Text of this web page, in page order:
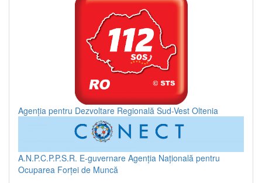
Agenția pentru Dezvoltare Regională Sud-Vest Oltenia
A.N.P.C.P.P.S.R. E-guvernare Agenția Națională pentru
Ocuparea Forței de Muncă